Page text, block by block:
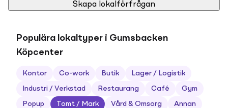
Skapa lokalförfrågan
Populära lokaltyper i Gumsbacken
Köpcenter
Kontor Co-work Butik Lager / Logistik
Industri / Verkstad Restaurang Café Gym
Popup Tomt / Mark Vård & Omsorg Annan